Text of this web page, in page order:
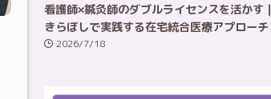
看護師×鍼灸師のダブルライセンスを活かす｜
きらぼしで実践する在宅統合医療アプローチ
2026/7/18